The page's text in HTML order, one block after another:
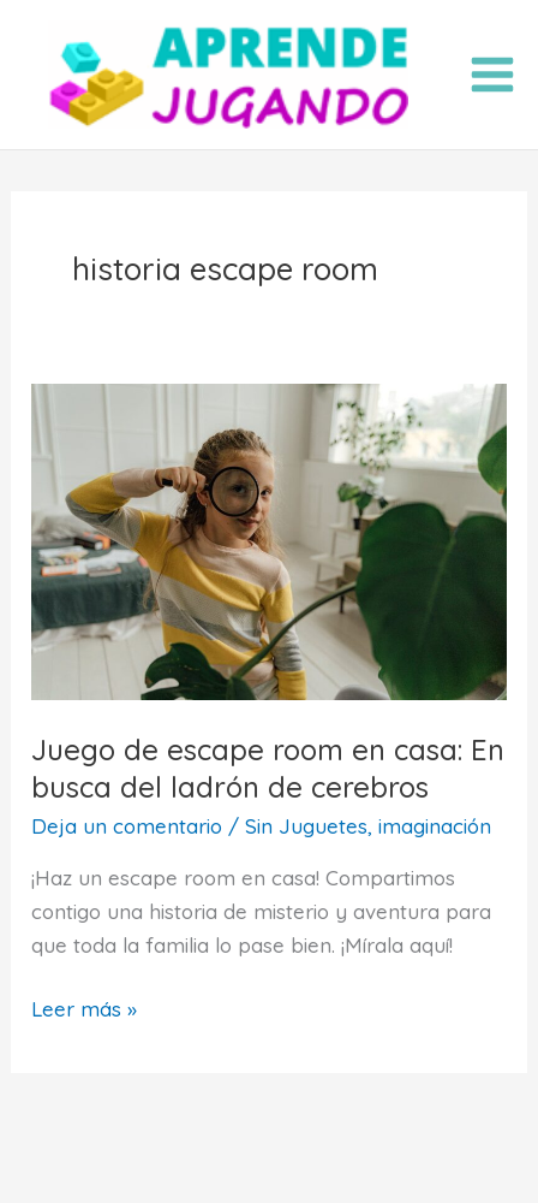
contenido
historia escape room
Juego de escape room en casa: En
busca del ladrón de cerebros
Deja un comentario /Sin Juguetes, imaginación
¡Haz un escape room en casa! Compartimos
contigo una historia de misterio y aventura para
que toda la familia lo pase bien. ¡Mírala aquí!
Juego
Leer más »